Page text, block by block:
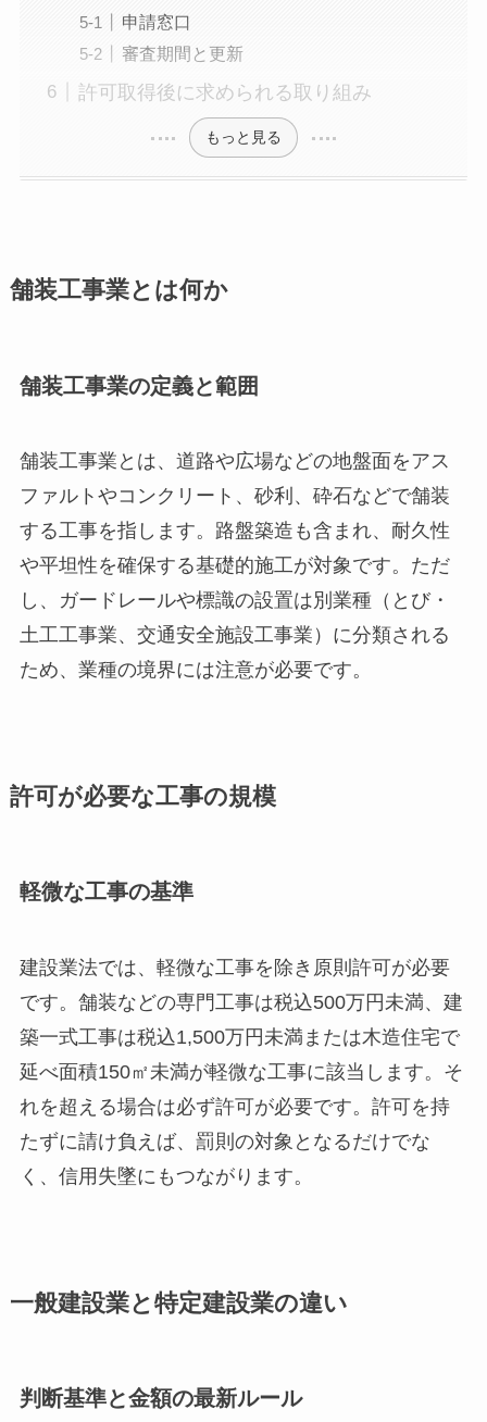
申請窓口
審査期間と更新
許可取得後に求められる取り組み
もっと見る
舗装工事業とは何か
舗装工事業の定義と範囲
舗装工事業とは、道路や広場などの地盤面をアス
ファルトやコンクリート、砂利、砕石などで舗装
する工事を指します。路盤築造も含まれ、耐久性
や平坦性を確保する基礎的施工が対象です。ただ
し、ガードレールや標識の設置は別業種（とび・
土工工事業、交通安全施設工事業）に分類される
ため、業種の境界には注意が必要です。
許可が必要な工事の規模
軽微な工事の基準
建設業法では、軽微な工事を除き原則許可が必要
です。舗装などの専門工事は税込500万円未満、建
築一式工事は税込1,500万円未満または木造住宅で
延べ面積150㎡未満が軽微な工事に該当します。そ
れを超える場合は必ず許可が必要です。許可を持
たずに請け負えば、罰則の対象となるだけでな
く、信用失墜にもつながります。
一般建設業と特定建設業の違い
判断基準と金額の最新ルール